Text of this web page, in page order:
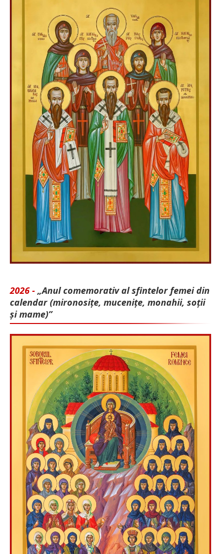
2026 - „Anul comemorativ al sfintelor femei din
calendar (mironosițe, mu­cenițe, monahii, soții
și mame)”